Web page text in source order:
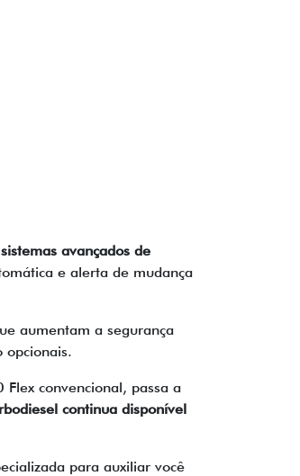
sistemas avançados de
e alerta de mudança
aumentam a segurança
opcionais.
convencional, passa a
continua disponível
para auxiliar você